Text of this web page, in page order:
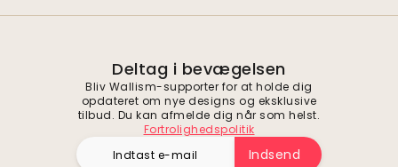
Deltag i bevægelsen
Bliv Wallism-supporter for at holde dig
opdateret om nye designs og eksklusive
tilbud. Du kan afmelde dig når som helst.
Fortrolighedspolitik
Indsend